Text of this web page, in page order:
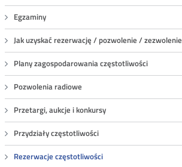
Egzaminy
Jak uzyskać rezerwację / pozwolenie / zezwolenie
Plany zagospodarowania częstotliwości
Pozwolenia radiowe
Przetargi, aukcje i konkursy
Przydziały częstotliwości
Rezerwacje częstotliwości